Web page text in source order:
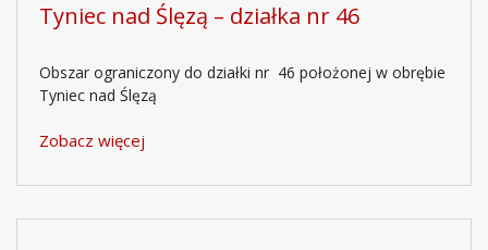
Tyniec nad Ślęzą – działka nr 46
Obszar ograniczony do działki nr 46 położonej w obrębie
Tyniec nad Ślęzą
Zobacz więcej